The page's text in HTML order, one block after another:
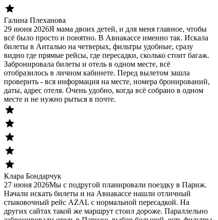
Галина Плеханова
29 июня 2026Я мама двоих детей, и для меня главное, чтобы
всё было просто и понятно. В Авиакассе именно так. Искала
билеты в Анталью на четверых, фильтры удобные, сразу
видно где прямые рейсы, где пересадки, сколько стоит багаж.
Забронировала билеты и отель в одном месте, всё
отобразилось в личном кабинете. Перед вылетом зашла
проверить - вся информация на месте, номера бронирований,
даты, адрес отеля. Очень удобно, когда всё собрано в одном
месте и не нужно рыться в почте.
Клара Бондарчук
27 июня 2026Мы с подругой планировали поездку в Париж.
Начали искать билеты и на Авиакассе нашли отличный
стыковочный рейс AZAL с нормальной пересадкой. На
других сайтах такой же маршрут стоил дороже. Параллельно